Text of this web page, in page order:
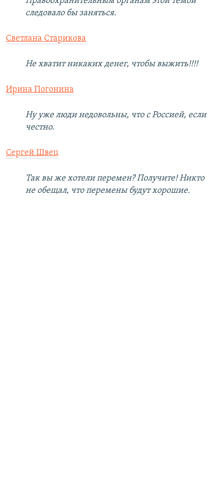
следовало бы заняться.
Светлана Старикова
Не хватит никаких денег, чтобы выжить!!!!
Ирина Погонина
Ну уже люди недовольны, что с Россией, если
честно.
Сергей Швец
Так вы же хотели перемен? Получите! Никто
не обещал, что перемены будут хорошие.